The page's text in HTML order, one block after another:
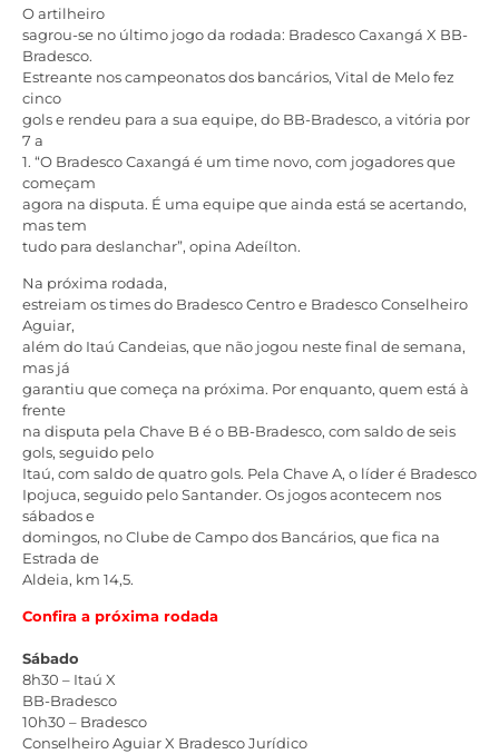
O artilheiro
sagrou-se no último jogo da rodada: Bradesco Caxangá X BB-
Bradesco.
Estreante nos campeonatos dos bancários, Vital de Melo fez
cinco
gols e rendeu para a sua equipe, do BB-Bradesco, a vitória por
7 a
1. “O Bradesco Caxangá é um time novo, com jogadores que
começam
agora na disputa. É uma equipe que ainda está se acertando,
mas tem
tudo para deslanchar”, opina Adeílton.
Na próxima rodada,
estreiam os times do Bradesco Centro e Bradesco Conselheiro
Aguiar,
além do Itaú Candeias, que não jogou neste final de semana,
mas já
garantiu que começa na próxima. Por enquanto, quem está à
frente
na disputa pela Chave B é o BB-Bradesco, com saldo de seis
gols, seguido pelo
Itaú, com saldo de quatro gols. Pela Chave A, o líder é Bradesco
Ipojuca, seguido pelo Santander. Os jogos acontecem nos
sábados e
domingos, no Clube de Campo dos Bancários, que fica na
Estrada de
Aldeia, km 14,5.
Confira a próxima rodada
Sábado
8h30 – Itaú X
BB-Bradesco
10h30 – Bradesco
Conselheiro Aguiar X Bradesco Jurídico